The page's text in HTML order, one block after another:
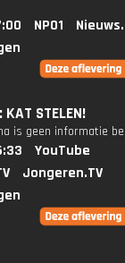
NPO1
STELEN!
is geen informatie
YouTube
Jongeren.TV